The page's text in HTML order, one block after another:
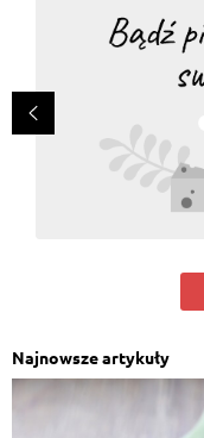
Najnowsze artykuły